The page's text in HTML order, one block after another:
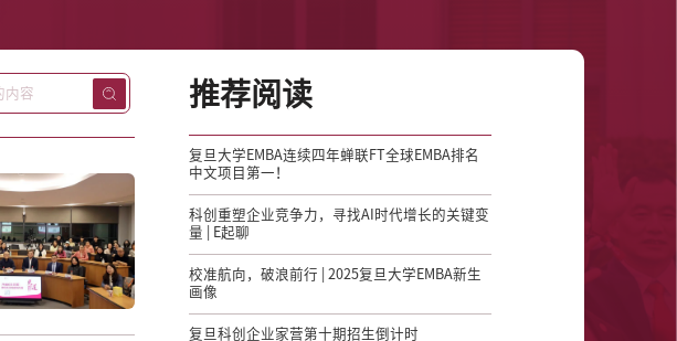
推荐阅读
复旦大学EMBA连续四年蝉联FT全球EMBA排名
中文项目第一！
科创重塑企业竞争力，寻找AI时代增长的关键变
量 | E起聊
校准航向，破浪前行 | 2025复旦大学EMBA新生
画像
复旦科创企业家营第十期招生倒计时